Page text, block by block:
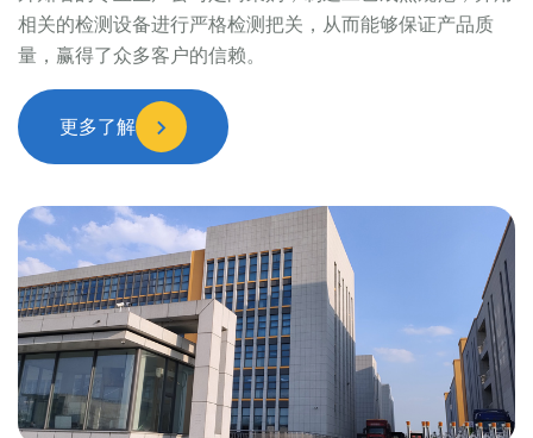
相关的检测设备进行严格检测把关，从而能够保证产品质
量，赢得了众多客户的信赖。
更多了解